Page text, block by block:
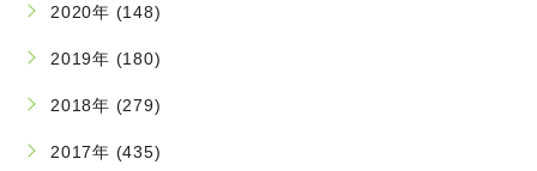
2020年 (148)
2019年 (180)
2018年 (279)
2017年 (435)